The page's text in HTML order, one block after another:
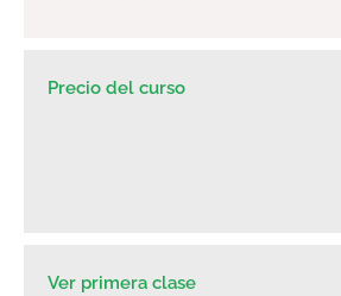
Precio del curso
Ver primera clase